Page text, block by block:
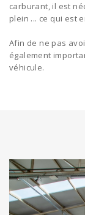
carburant, il est
plein ... ce qui est
Afin de ne pas
également
véhicule.